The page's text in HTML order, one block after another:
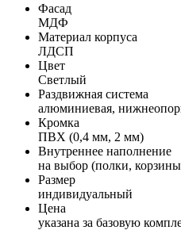
Фасад
МДФ
Материал корпуса
ЛДСП
Цвет
Светлый
Раздвижная система
алюминиевая,
Кромка
ПВХ (0,4 мм, 2 мм)
Внутреннее наполнение
на выбор (полки,
Размер
индивидуальный
Цена
указана за базовую